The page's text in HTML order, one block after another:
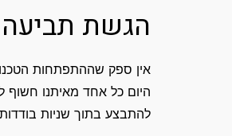
הגשת תביעה
אין ספק שההתפתחות
היום כל אחד מאיתנו חשוף
להתבצע בתוך שניות בודדות